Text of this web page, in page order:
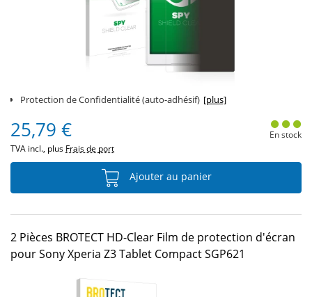
Protection de Confidentialité (auto-adhésif) [plus]
25,79 €
TVA incl., plus Frais de port
En stock
Ajouter au panier
2 Pièces BROTECT HD-Clear Film de protection d'écran
pour Sony Xperia Z3 Tablet Compact SGP621